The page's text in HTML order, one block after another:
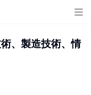
、製造技術、情